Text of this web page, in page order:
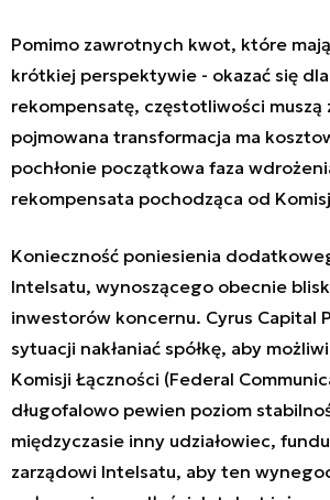
Pomimo zawrotnych kwot, które
krótkiej perspektywie - okazać się
rekompensatę, częstotliwości
pojmowana transformacja ma
pochłonie początkowa faza
rekompensata pochodząca od
Konieczność poniesienia
Intelsatu, wynoszącego obecnie
inwestorów koncernu. Cyrus Capital
sytuacji nakłaniać spółkę, aby
Komisji Łączności (Federal
długofalowo pewien poziom
międzyczasie inny udziałowiec,
zarządowi Intelsatu, aby ten